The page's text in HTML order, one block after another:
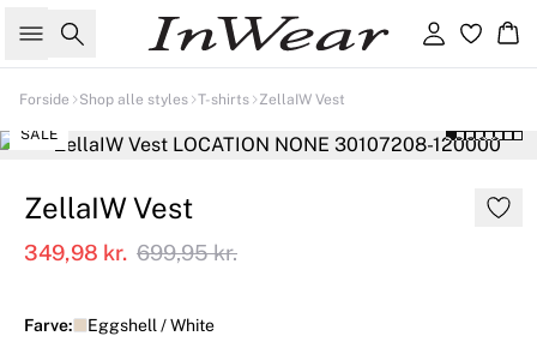
Søg Log ind
Forside Shop alle styles T-shirts ZellaIW Vest
SALE
ZellaIW Vest
349,98 kr. 699,95 kr.
Farve: Eggshell / White